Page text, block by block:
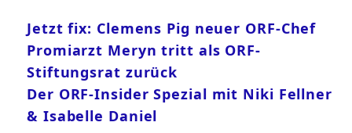
Jetzt fix: Clemens Pig neuer ORF-Chef
Promiarzt Meryn tritt als ORF-
Stiftungsrat zurück
Der ORF-Insider Spezial mit Niki Fellner
& Isabelle Daniel